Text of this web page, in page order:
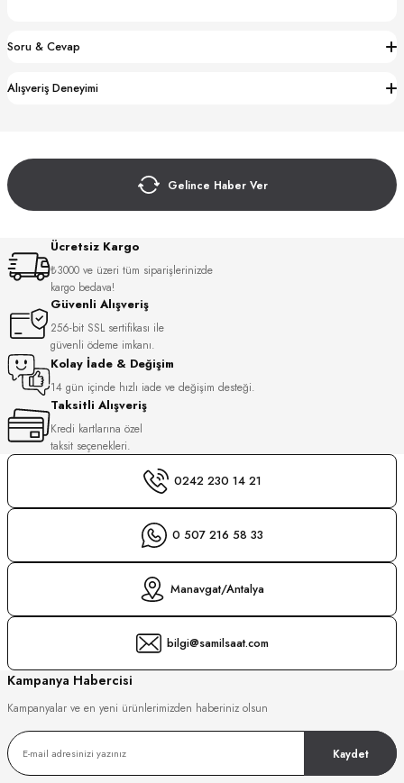
Soru & Cevap
Alışveriş Deneyimi
Gelince Haber Ver
Ücretsiz Kargo
₺3000 ve üzeri tüm siparişlerinizde
kargo bedava!
Güvenli Alışveriş
256-bit SSL sertifikası ile
güvenli ödeme imkanı.
Kolay İade & Değişim
14 gün içinde hızlı iade ve değişim desteği.
Taksitli Alışveriş
Kredi kartlarına özel
taksit seçenekleri.
0242 230 14 21
0 507 216 58 33
Manavgat/Antalya
bilgi@samilsaat.com
Kampanya Habercisi
Kampanyalar ve en yeni ürünlerimizden haberiniz olsun
Kaydet
MANOIR
WATCH
WATCH